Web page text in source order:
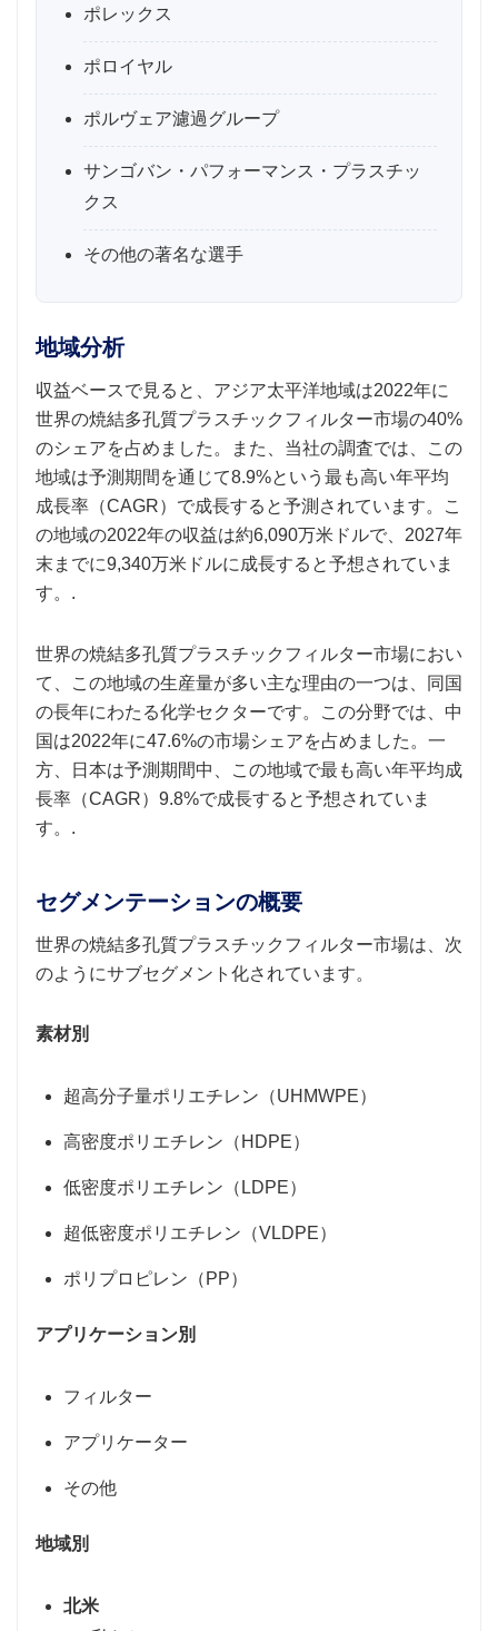
ポレックス
ポロイヤル
ポルヴェア濾過グループ
サンゴバン・パフォーマンス・プラスチッ
クス
その他の著名な選手
地域分析
収益ベースで見ると、アジア太平洋地域は2022年に
世界の焼結多孔質プラスチックフィルター市場の40%
のシェアを占めました。また、当社の調査では、この
地域は予測期間を通じて8.9%という最も高い年平均
成長率（CAGR）で成長すると予測されています。こ
の地域の2022年の収益は約6,090万米ドルで、2027年
末までに9,340万米ドルに成長すると予想されていま
す。.
世界の焼結多孔質プラスチックフィルター市場におい
て、この地域の生産量が多い主な理由の一つは、同国
の長年にわたる化学セクターです。この分野では、中
国は2022年に47.6%の市場シェアを占めました。一
方、日本は予測期間中、この地域で最も高い年平均成
長率（CAGR）9.8%で成長すると予想されていま
す。.
セグメンテーションの概要
世界の焼結多孔質プラスチックフィルター市場は、次
のようにサブセグメント化されています。
素材別
超高分子量ポリエチレン（UHMWPE）
高密度ポリエチレン（HDPE）
低密度ポリエチレン（LDPE）
超低密度ポリエチレン（VLDPE）
ポリプロピレン（PP）
アプリケーション別
フィルター
アプリケーター
その他
地域別
北米